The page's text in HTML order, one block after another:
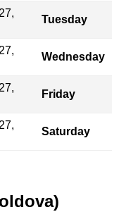
Tuesday
Wednesday
Friday
Saturday